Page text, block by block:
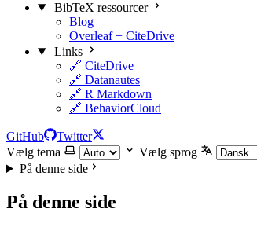
BibTeX ressourcer
Blog
Overleaf + CiteDrive
Links
🔗 CiteDrive
🔗 Datanautes
🔗 R Markdown
🔗 BehaviorCloud
GitHub
Twitter
Vælg tema
Vælg sprog
På denne side
På denne side